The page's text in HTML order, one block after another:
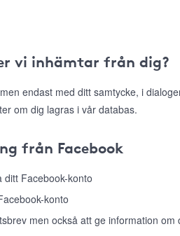
vi inhämtar från dig?
endast med ditt samtycke, i
om dig lagras i vår databas.
från Facebook
Facebook-konto
konto
men också att ge information om